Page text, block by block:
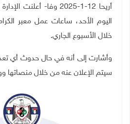
أريحا 12-1-2025 وفا- أعلنت
اليوم الأحد، ساعات عمل معبر
خلال الأسبوع الجاري.
وأشارت إلى أنه في حال حدوث أي
سيتم الإعلان عنه من خلال منصاتها